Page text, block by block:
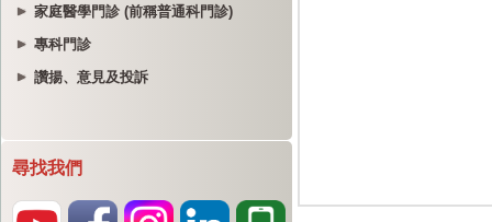
家庭醫學門診 (前稱普通科門診)
專科門診
讚揚、意見及投訴
尋找我們